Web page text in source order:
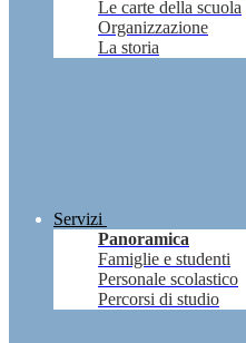
Le carte della scuola
Organizzazione
La storia
Servizi
Panoramica
Famiglie e studenti
Personale scolastico
Percorsi di studio